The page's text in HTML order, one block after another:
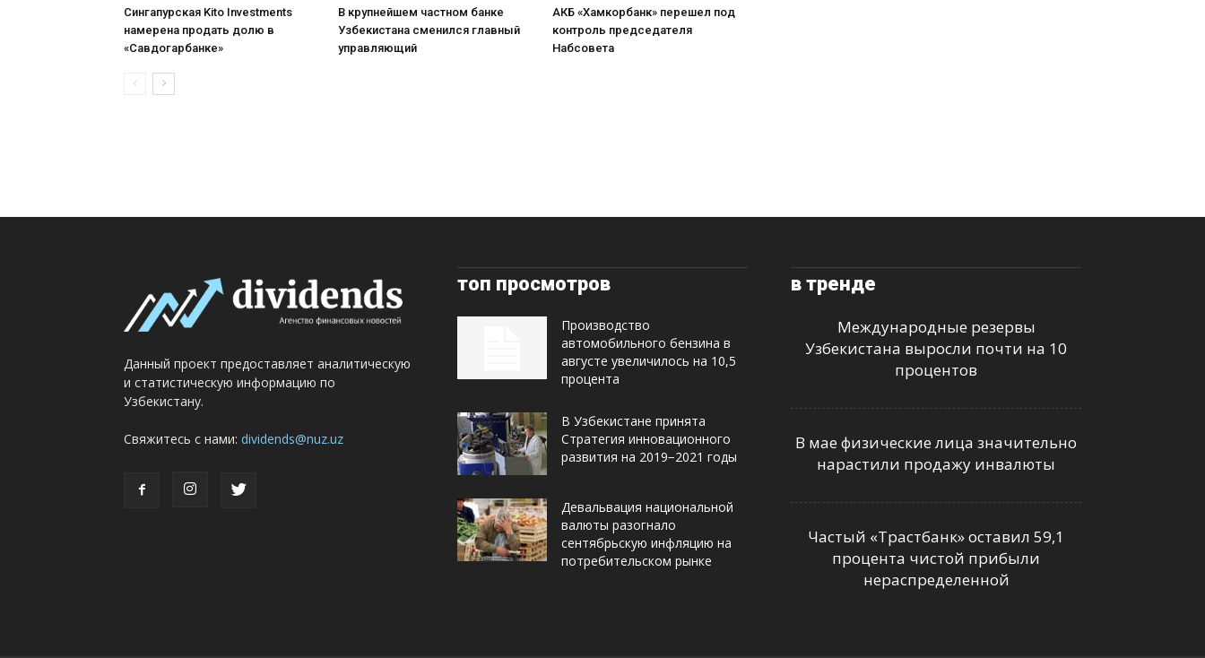
Сингапурская Kito Investments
намерена продать долю в
«Савдогарбанке»
В крупнейшем частном банке
Узбекистана сменился главный
управляющий
АКБ «Хамкорбанк» перешел под
контроль председателя
Набсовета
Данный проект предоставляет аналитическую
и статистическую информацию по
Узбекистану.
Свяжитесь с нами: dividends@nuz.uz
топ просмотров
Производство
автомобильного бензина в
августе увеличилось на 10,5
процента
В Узбекистане принята
Стратегия инновационного
развития на 2019−2021 годы
Девальвация национальной
валюты разогнало
сентябрьскую инфляцию на
потребительском рынке
в тренде
Международные резервы
Узбекистана выросли почти на 10
процентов
В мае физические лица значительно
нарастили продажу инвалюты
Частый «Трастбанк» оставил 59,1
процента чистой прибыли
нераспределенной